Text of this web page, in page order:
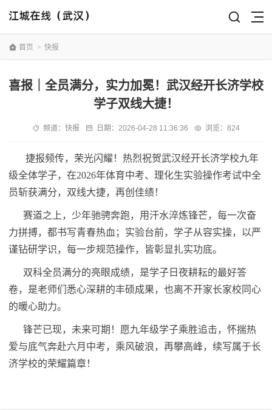
首页 > 快报
喜报｜全员满分，实力加冕！武汉经开长济学校
学子双线大捷！
频道： 快报 日期： 2026-04-28 11:36:36 浏览：824
捷报频传，荣光闪耀！热烈祝贺武汉经开长济学校九年
级全体学子，在2026年体育中考、理化生实验操作考试中全
员斩获满分，双线大捷，再创佳绩！
赛道之上，少年驰骋奔跑，用汗水淬炼锋芒，每一次奋
力拼搏，都书写青春热血；实验台前，学子从容实操，以严
谨钻研学识，每一步规范操作，皆彰显扎实功底。
双科全员满分的亮眼成绩，是学子日夜耕耘的最好答
卷，是老师们悉心深耕的丰硕成果，也离不开家长家校同心
的暖心助力。
锋芒已现，未来可期！愿九年级学子乘胜追击，怀揣热
爱与底气奔赴六月中考，乘风破浪，再攀高峰，续写属于长
济学校的荣耀篇章！